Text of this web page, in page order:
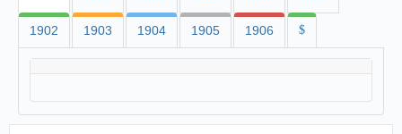
1902 1903 1904 1905 1906 $